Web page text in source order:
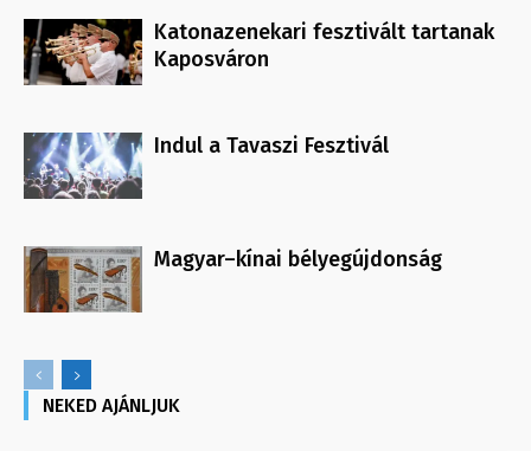
Katonazenekari fesztivált tartanak
Kaposváron
Indul a Tavaszi Fesztivál
Magyar–kínai bélyegújdonság
NEKED AJÁNLJUK